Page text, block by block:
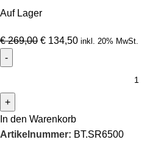
Auf Lager
€269,00 € 134,50 inkl. 20% MwSt.
In den Warenkorb
Artikelnummer: BT.SR6500